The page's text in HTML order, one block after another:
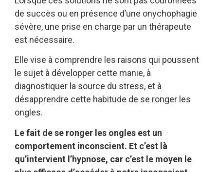
de succès ou en présence d’une onychophagie
sévère, une prise en charge par un thérapeute
est nécessaire.
Elle vise à comprendre les raisons qui poussent
le sujet à développer cette manie, à
diagnostiquer la source du stress, et à
désapprendre cette habitude de se ronger les
ongles.
Le fait de se ronger les ongles est un
comportement inconscient. Et c’est là
qu’intervient l’hypnose, car c’est le moyen le